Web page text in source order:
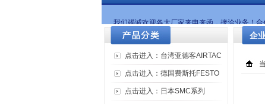
我们竭诚欢迎各大厂家来电来函，接洽业务！
点击进入：台湾亚德客AIRTAC
点击进入：德国费斯托FESTO
点击进入：日本SMC系列
企